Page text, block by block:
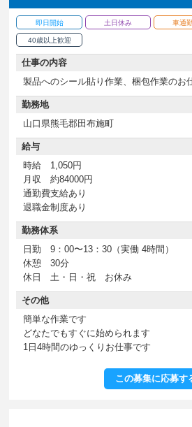
即日開始 土日休み 車通
40歳以上歓迎
仕事の内容
製品へのシール貼り作業、梱包作業のお
勤務地
山口県熊毛郡田布施町
給与
時給 1,050円
月収 約84000円
通勤費支給あり
退職金制度あり
勤務体系
日勤 9：00〜13：30（実働 4時間）
休憩 30分
休日 土・日・祝 お休み
その他
簡単な作業です
どなたでもすぐに始められます
1日4時間のゆっくりお仕事です
この募集に応募す